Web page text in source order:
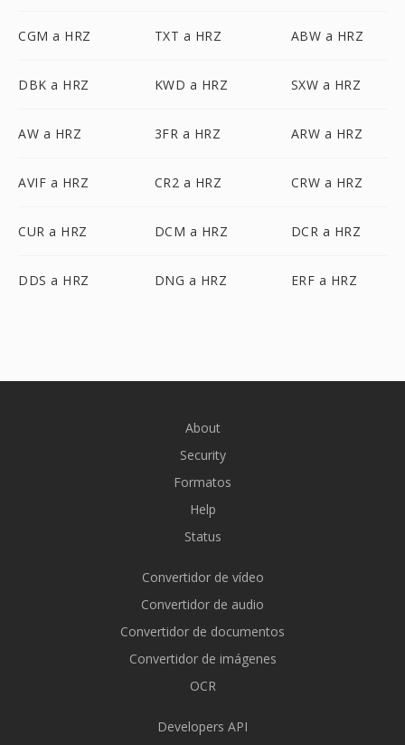
CGM a HRZ TXT a HRZ ABW a HRZ
DBK a HRZ KWD a HRZ SXW a HRZ
AW a HRZ 3FR a HRZ ARW a HRZ
AVIF a HRZ CR2 a HRZ CRW a HRZ
CUR a HRZ DCM a HRZ DCR a HRZ
DDS a HRZ DNG a HRZ ERF a HRZ
About
Security
Formatos
Help
Status
Convertidor de vídeo
Convertidor de audio
Convertidor de documentos
Convertidor de imágenes
OCR
Developers API